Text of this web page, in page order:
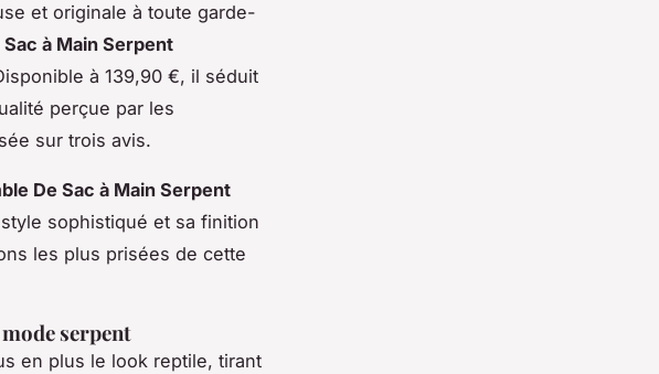
et originale à toute garde-
à Main Serpent
à 139,90 €, il séduit
perçue par les
sur trois avis.
De Sac à Main Serpent
sophistiqué et sa finition
les plus prisées de cette
serpent
en plus le look reptile, tirant